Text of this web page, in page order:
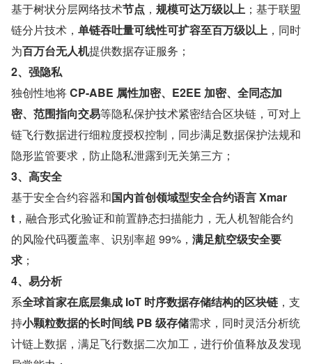
基于树状分层网络技术节点 ， 规模可达万级以上 ；基于联盟
链分片技术， 单链吞吐量可线性可扩容至百万级以上 ，同时
为百万台无人机提供数据存证服务；
2、强隐私
独创性地将 CP-ABE 属性加密、E2EE 加密、全同态加
密、范围指向交易等隐私保护技术紧密结合区块链，可对上
链飞行数据进行细粒度授权控制，同步满足数据保护法规和
隐形监管要求，防止隐私泄露到无关第三方；
3、高安全
基于安全合约容器和国内首创领域型安全合约语言 Xmar
t ，融合形式化验证和前置静态扫描能力，无人机智能合约
的风险代码覆盖率、识别率超 99%， 满足航空级安全要
求 ；
4、易分析
系全球首家在底层集成 IoT 时序数据存储结构的区块链 ，支
持小颗粒数据的长时间线 PB 级存储需求，同时灵活分析统
计链上数据，满足飞行数据二次加工，进行价值释放及发现